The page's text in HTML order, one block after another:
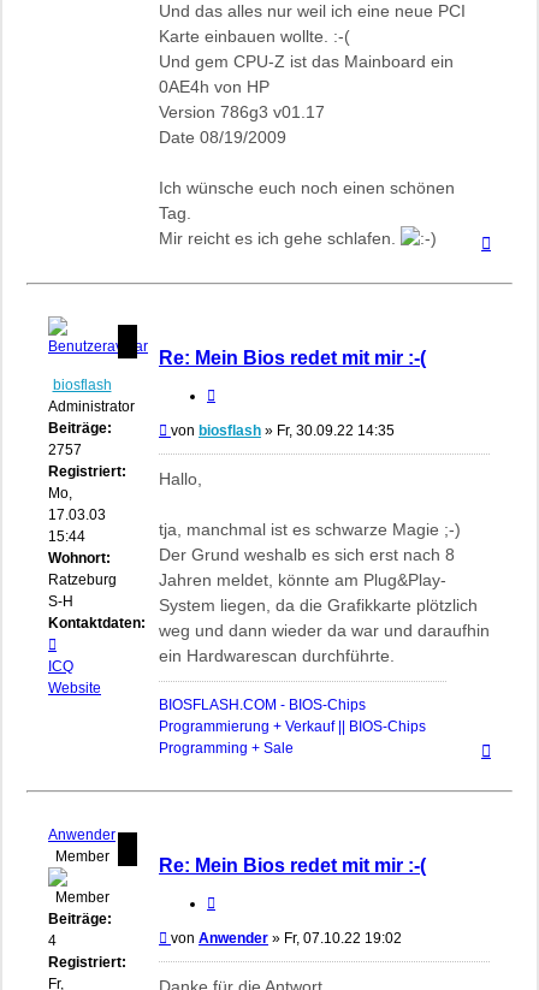
Und das alles nur weil ich eine neue PCI
Karte einbauen wollte. :-(
Und gem CPU-Z ist das Mainboard ein
0AE4h von HP
Version 786g3 v01.17
Date 08/19/2009
Ich wünsche euch noch einen schönen
Tag.
Mir reicht es ich gehe schlafen.
biosflash
Administrator
Beiträge:
2757
Registriert:
Mo,
17.03.03
15:44
Wohnort:
Ratzeburg,
S-H
Kontaktdaten:
von
biosflash
ICQ
Website
Re: Mein Bios redet mit mir :-(
Beitrag
von biosflash » Fr, 30.09.22 14:35
Hallo,
tja, manchmal ist es schwarze Magie ;-)
Der Grund weshalb es sich erst nach 8
Jahren meldet, könnte am Plug&Play-
System liegen, da die Grafikkarte plötzlich
weg und dann wieder da war und daraufhin
ein Hardwarescan durchführte.
BIOSFLASH.COM - BIOS-Chips
Programmierung + Verkauf || BIOS-Chips
Programming + Sale
Anwender
Member
Beiträge:
4
Registriert:
Fr,
Re: Mein Bios redet mit mir :-(
Beitrag
von Anwender » Fr, 07.10.22 19:02